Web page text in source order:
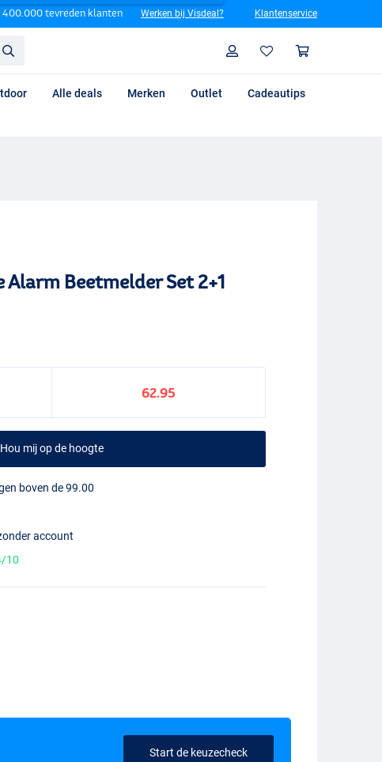
400.000 tevreden klanten Werken bij Visdeal? Klantenservice
Profiel
Alle deals Merken Outlet
Cadeautips
Alarm Beetmelder Set 2+1
62.95
Hou mij op de hoogte
boven de 99.00
account
10
Start de keuzecheck